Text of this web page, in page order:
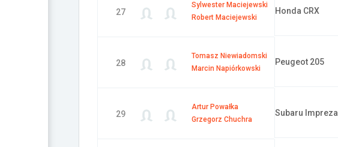
27
Sylwester Maciejewski
Robert Maciejewski
Honda CRX
28
Tomasz Niewiadomski
Marcin Napiórkowski
Peugeot 205
29
Artur Powałka
Grzegorz Chuchra
Subaru Impreza